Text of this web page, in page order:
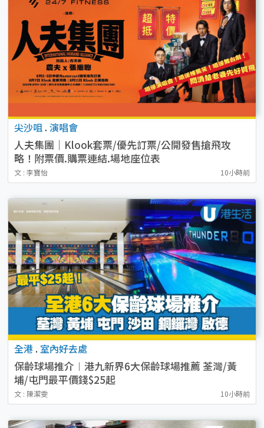
尖沙咀 . 演唱會
人夫集團｜Klook套票/優先訂票/公開發售搶飛攻
略！附票價.購票連結.場地座位表
文 : 李寶怡 10小時前
全港 . 室內好去處
保齡球場推介︱港九新界6大保齡球場推薦 荃灣/黃
埔/屯門最平價錢$25起
文 : 陳潔雯 10小時前